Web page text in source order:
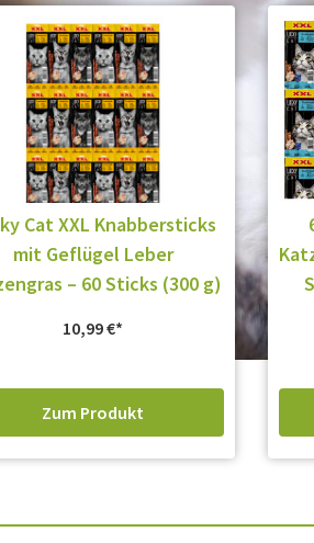
Cat XXL Knabbersticks
mit Geflügel Leber
– 60 Sticks (300 g)
10,99€
Zum Produkt